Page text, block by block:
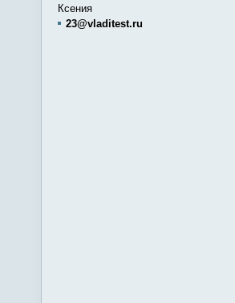
Ксения
23@vladitest.ru